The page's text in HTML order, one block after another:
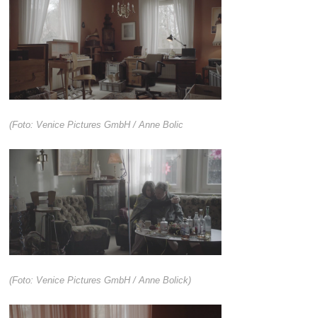
(Foto: Venice Pictures GmbH / Anne Bolic
(Foto: Venice Pictures GmbH / Anne Bolick)